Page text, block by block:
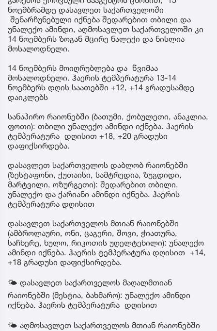
ნოემბრამდე დასავლეთ საქართველოში
შენარჩუნებული იქნება შედარებით თბილი და
უნალექო ამინდი, აღმოსავლეთ საქართველოში კი
14 ნოემბერს ზოგან მცირე ნალექი და ნისლია
მოსალოდნელი.
14 ნოემბერს მოიღრუბლება და წვიმაა
მოსალოდნელი. ჰაერის ტემპერატურა 13-14
ნოემბერს დღის საათებში +12, +14 გრადუსამდე
დაიკლებს
სანაპირო რაიონებში (ბათუმი, ქობულეთი, ანაკლია,
ფოთი): თბილი უნალექო ამინდი იქნება. ჰაერის
ტემპერატურა დღისით +18, +20 გრადუსი
დაფიქსირდება.
დასავლეთ საქართველოს დაბლობ რაიონებში
(ზესტაფონი, ქუთაისი, სამტრედია, ზუგდიდი,
მარტვილი, ოზურგეთი): შედარებით თბილი,
უნალექო და ქარიანი ამინდი იქნება. ჰაერის
ტემპერატურა დღისით
დასავლეთ საქართველოს მთიან რაიონებში
(ამბროლაური, ონი, ცაგერი, შოვი, ჭიათურა,
საჩხერე, ხულო, რიკოთის უღელტეხილი): უნალექო
ამინდი იქნება. ჰაერის ტემპერატურა დღისით +14,
+18 გრადუსი დაფიქსირდება.
🌤 დასავლეთ საქართველოს მაღალმთიან
რაიონებში (მესტია, ბახმარო): უნალექო ამინდი
იქნება. ჰაერის ტემპერატურა დღისით
🌤 აღმოსავლეთ საქართველოს მთიან რაიონებში